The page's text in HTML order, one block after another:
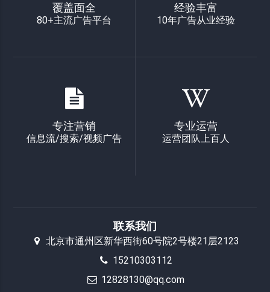
覆盖面全
80+主流广告平台
经验丰富
10年广告从业经验
专注营销
信息流/搜索/视频广告
专业运营
运营团队上百人
联系我们
北京市通州区新华西街60号院2号楼21层2123
15210303112
12828130@qq.com